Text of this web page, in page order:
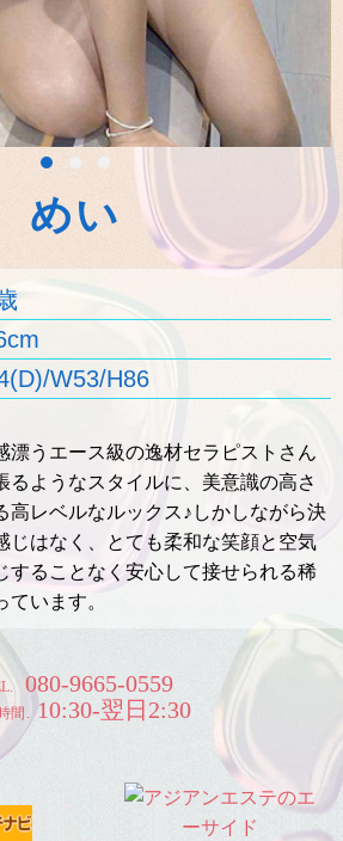
めい
W53/H86
漂うエース級の逸材セラピストさん
るようなスタイルに、美意識の高さ
高レベルなルックス♪しかしながら決
じはなく、とても柔和な笑顔と空気
することなく安心して接せられる稀
います。
080-9665-0559
間. 10:30-翌日2:30